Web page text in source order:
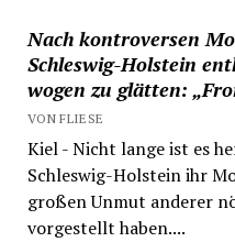
Nach kontroversen
Schleswig-Holstein
wogen zu glätten:
VON FLIESE
Kiel - Nicht lange ist es
Schleswig-Holstein ihr
großen Unmut anderer
vorgestellt haben....